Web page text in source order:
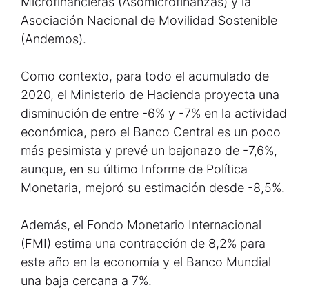
Asociación Nacional de Movilidad Sostenible
(Andemos).
Como contexto, para todo el acumulado de
2020, el Ministerio de Hacienda proyecta una
disminución de entre -6% y -7% en la actividad
económica, pero el Banco Central es un poco
más pesimista y prevé un bajonazo de -7,6%,
aunque, en su último Informe de Política
Monetaria, mejoró su estimación desde -8,5%.
Además, el Fondo Monetario Internacional
(FMI) estima una contracción de 8,2% para
este año en la economía y el Banco Mundial
una baja cercana a 7%.